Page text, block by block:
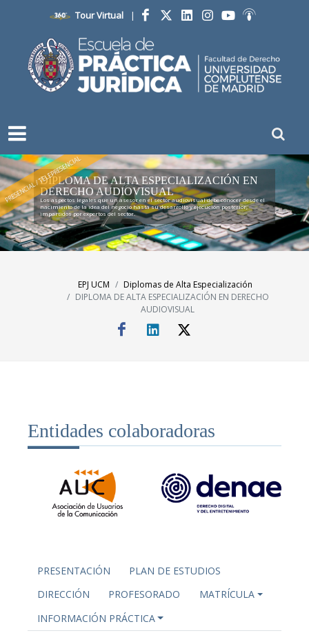
Tour Virtual |
Facebook
PRESENCIAL / TELEPRESENCIAL
DIPLOMA DE ALTA ESPECIALIZACIÓN EN
DERECHO AUDIOVISUAL
Los aspectos legales que un asesor en el sector audiovisual debe conocer desde el
nacimiento de la idea del negocio hasta su desarrollo y ejecución posterior,
impartidos por expertos del sector.
EPJ UCM
Diplomas de Alta Especialización
DIPLOMA DE ALTA ESPECIALIZACIÓN EN DERECHO
AUDIOVISUAL
Entidades colaboradoras
PRESENTACIÓN
PLAN DE ESTUDIOS
DIRECCIÓN
PROFESORADO
MATRÍCULA
INFORMACIÓN PRÁCTICA